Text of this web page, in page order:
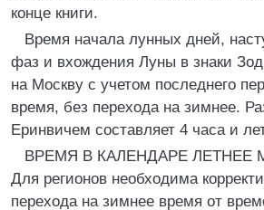
конце книги.
Время начала лунных дней,
фаз и вхождения Луны в знаки
на Москву с учетом последнего
время, без перехода на зимнее.
Еринвичем составляет 4 часа и
ВРЕМЯ В КАЛЕНДАРЕ ЛЕТНЕЕ
Для регионов необходима
перехода на зимнее время от